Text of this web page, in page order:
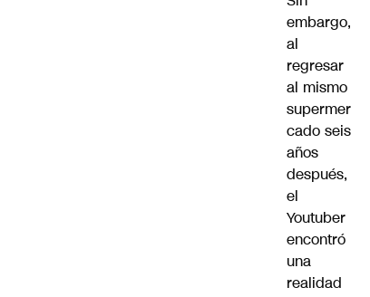
embargo,
al
regresar
al mismo
supermer
cado seis
años
después,
el
Youtuber
encontró
una
realidad